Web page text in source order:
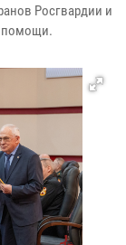
Росгвардии и
помощи.